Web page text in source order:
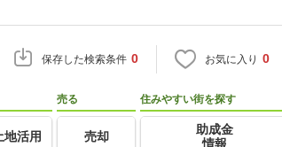
保存した検索条件 0 お気に入り 0
地活用
売る
売却
住みやすい街を探す
助成金
情報